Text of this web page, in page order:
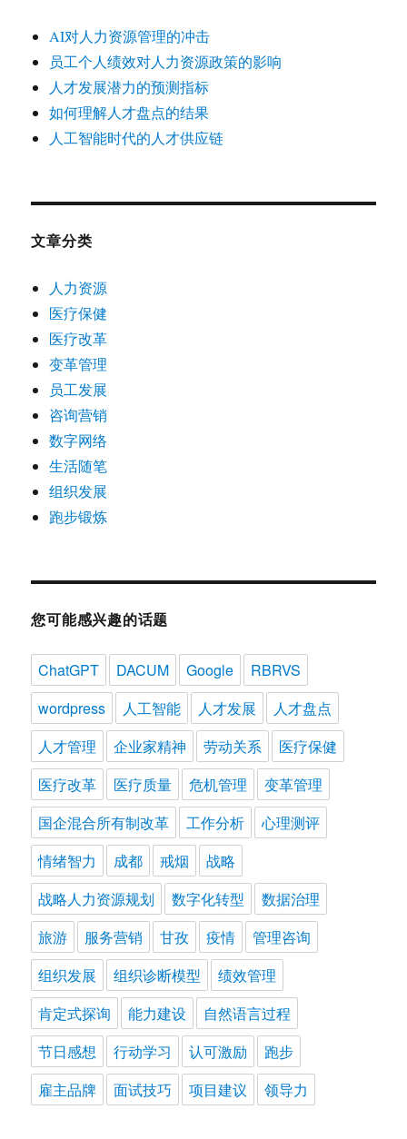
AI对人力资源管理的冲击
员工个人绩效对人力资源政策的影响
人才发展潜力的预测指标
如何理解人才盘点的结果
人工智能时代的人才供应链
文章分类
人力资源
医疗保健
医疗改革
变革管理
员工发展
咨询营销
数字网络
生活随笔
组织发展
跑步锻炼
您可能感兴趣的话题
ChatGPT DACUM Google
RBRVS
wordpress
人工智能 人才发展
人才盘点
人才管理
企业家精神 劳动关系
医疗保健
医疗改革
医疗质量 危机管理
变革管理
国企混合所有制改革
工作分析
心理测评
情绪智力
成都 戒烟
战略
战略人力资源规划
数字化转型
数据治理
旅游
服务营销 甘孜 疫情
管理咨询
组织发展
组织诊断模型
绩效管理
肯定式探询
能力建设
自然语言过程
节日感想
行动学习 认可激励
跑步
雇主品牌
面试技巧 项目建议 领导力